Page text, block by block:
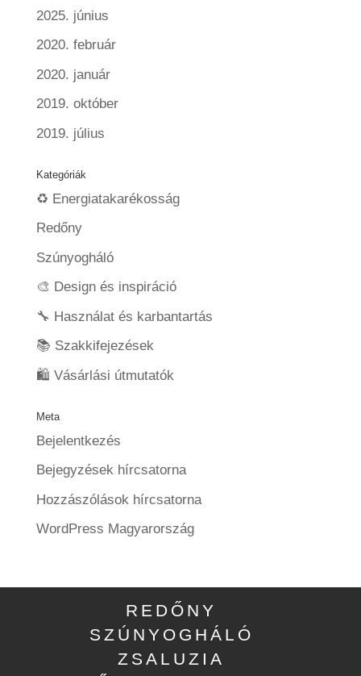
2025. június
2020. február
2020. január
2019. október
2019. július
Kategóriák
♻️ Energiatakarékosság
Redőny
Szúnyogháló
🎨 Design és inspiráció
🔧 Használat és karbantartás
📚 Szakkifejezések
🛍️ Vásárlási útmutatók
Meta
Bejelentkezés
Bejegyzések hírcsatorna
Hozzászólások hírcsatorna
WordPress Magyarország
REDŐNY
SZÚNYOGHÁLÓ
ZSALUZIA